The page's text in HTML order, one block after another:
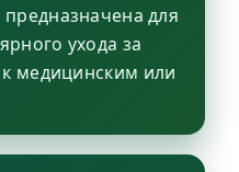
для
ухода за
медицинским или